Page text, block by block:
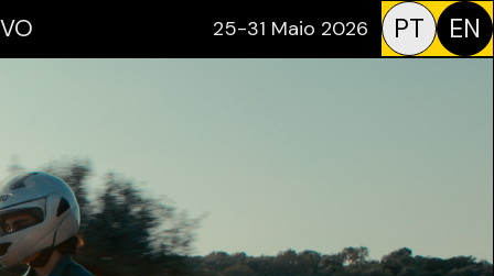
25-31 Maio 2026 PT EN